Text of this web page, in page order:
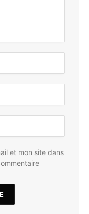
et mon site dans